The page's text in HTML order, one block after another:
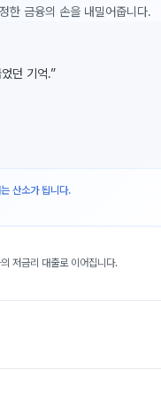
한 금융의 손을 내밀어줍니다.
던 기억.”
산소가 됩니다.
저금리 대출로 이어집니다.